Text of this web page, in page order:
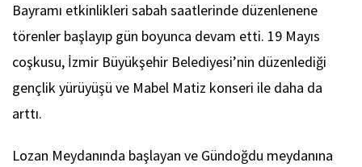
Bayramı etkinlikleri sabah saatlerinde düzenlenene
törenler başlayıp gün boyunca devam etti. 19 Mayıs
coşkusu, İzmir Büyükşehir Belediyesi’nin düzenlediği
gençlik yürüyüşü ve Mabel Matiz konseri ile daha da
arttı.
Lozan Meydanında başlayan ve Gündoğdu meydanına